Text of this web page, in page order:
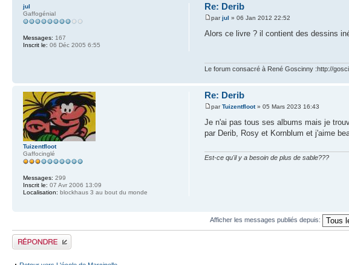
Re: Derib
parjul » 06 Jan 2012 22:52
Alors ce livre ? il contient des dessins
Le forum consacré à René Goscinny :http://
jul
Gaffogénial
Messages: 167
Inscrit le: 06 Déc 2005 6:55
Re: Derib
parTuizentfloot» 05 Mars 2023 16:43
Je n'ai pas tous ses albums mais je
par Derib, Rosy et Kornblum et j'aime
Est-ce qu'il y a besoin de plus de sable???
Tuizentfloot
Gaffocinglé
Messages: 299
Inscrit le: 07 Avr 2006 13:09
Localisation: blockhaus 3 au bout du monde
Afficher les messages publiés depuis:
Publier une réponse